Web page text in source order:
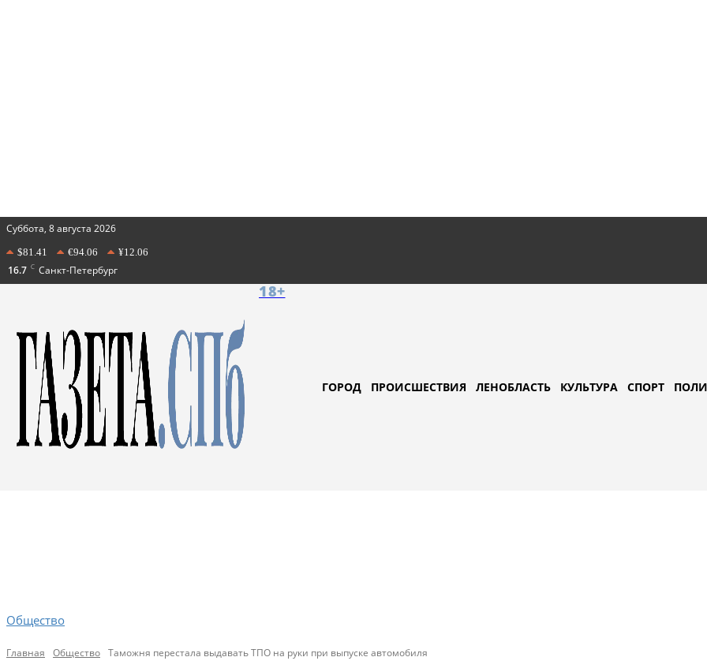
Суббота, 8 августа 2026
$81.41 €94.06 ¥12.06
16.7 C Санкт-Петербург
18+
ГОРОД ПРОИСШЕСТВИЯ ЛЕНОБЛАСТЬ КУЛЬТУРА СПОРТ
Общество
Главная Общество Таможня перестала выдавать ТПО на руки при выпуске автомобиля